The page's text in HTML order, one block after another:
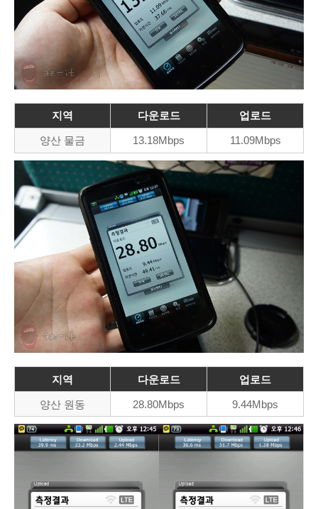
지역 다운로드 업로드
양산 물금 13.18Mbps 11.09Mbps
지역 다운로드 업로드
양산 원동 28.80Mbps 9.44Mbps